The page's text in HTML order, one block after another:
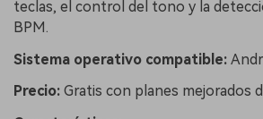
teclas, el control del tono y la
BPM.
Sistema operativo compatible:
Precio: Gratis con planes mejorados